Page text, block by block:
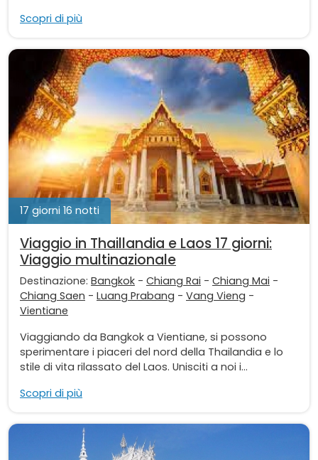
Scopri di più
17 giorni 16 notti
Viaggio in Thaillandia e Laos 17 giorni:
Viaggio multinazionale
Destinazione: Bangkok - Chiang Rai - Chiang Mai -
Chiang Saen - Luang Prabang - Vang Vieng -
Vientiane
Viaggiando da Bangkok a Vientiane, si possono
sperimentare i piaceri del nord della Thailandia e lo
stile di vita rilassato del Laos. Unisciti a noi i...
Scopri di più